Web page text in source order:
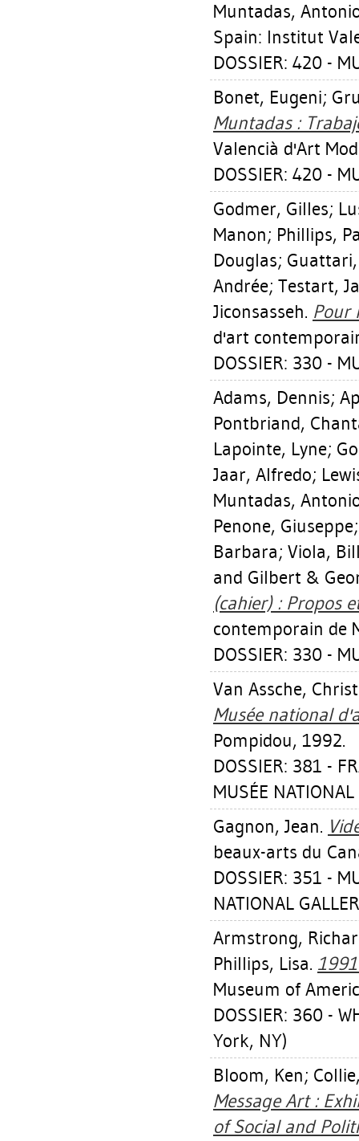
Muntadas,
Spain: Institut
DOSSIER: 420 -
Bonet, Eugeni;
Muntadas :
Valencià d'Art
DOSSIER: 420 -
Godmer, Gilles;
Manon; Phillips,
Douglas;
Andrée; Testart,
Jiconsasseh. Pour
d'art
DOSSIER: 330 -
Adams, Dennis;
Pontbriand,
Lapointe, Lyne;
Jaar, Alfredo;
Muntadas,
Penone, Giuseppe
Barbara; Viola,
and Gilbert &
(cahier) : Propos
contemporain de
DOSSIER: 330 -
Van Assche,
Musée national
Pompidou, 1992.
DOSSIER: 381 -
MUSÉE
Gagnon, Jean.
beaux-arts du
DOSSIER: 351 -
NATIONAL
Armstrong,
Phillips, Lisa.
Museum of
DOSSIER: 360 -
York, NY)
Bloom, Ken;
Message Art :
of Social and